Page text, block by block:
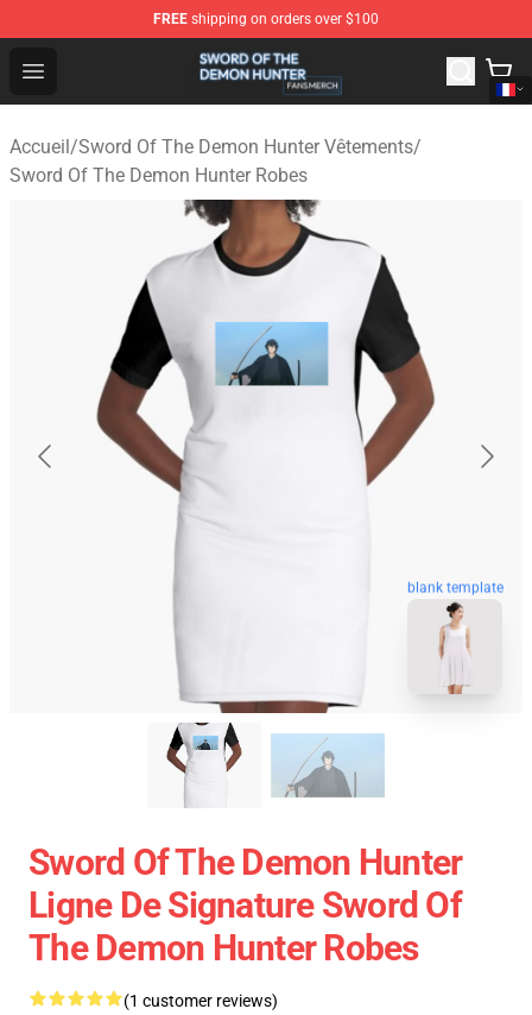
FREE shipping on orders over $100
Open menu
Sword Of The Demon Hunter Shop - Official Sword Of
Accueil/Sword Of The Demon Hunter Vêtements/
Sword Of The Demon Hunter Robes
blank template
Sword Of The Demon Hunter
Ligne De Signature Sword Of
The Demon Hunter Robes
(1 customer reviews)